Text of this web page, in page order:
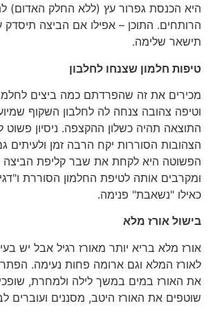
היא הכנסת גפרור עץ (ללא החלק האדום)
הרותחים. התוכן – אפילו אם הביצה תיסדק
תישאר שלימה.
טיפות חלמון שצנחו לחלבון
מכירים את זה שהפרדתם כמה ביצים
וטיפה צהובה צנחה לה לחלבון השקוף
התוצאה תהיה כשלון ההקצפה. ניסיון פשוט
הצהובות הסוררות יקח הרבה זמן ולעיתים גם
הפשוטה היא לקחת את שבר קליפת הביצה
ומקרבים אותה לטיפת החלמון הסוררת
כאילו "נשאבת" פנימה.
בישול אורז מלא
אורז מלא בריא יותר מאורז רגיל אבל יש בעיה
לאורז המלא וגם ארומה פחות נעימה. הפתרון
את האורז במים במשך לילה ולמחרת,
שוטפים את האורז היטב, מסננים ועוברים